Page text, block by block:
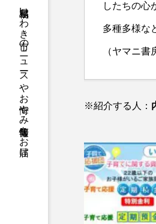
福島県いわき市のニュースやお悔やみ情報等をお届け したちの心
多種多様な
（ヤマニ書
※紹介する人：